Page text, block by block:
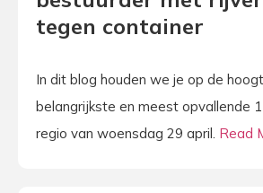
tegen container
In dit blog houden we je op de
belangrijkste en meest opvallende
regio van woensdag 29 april. Read